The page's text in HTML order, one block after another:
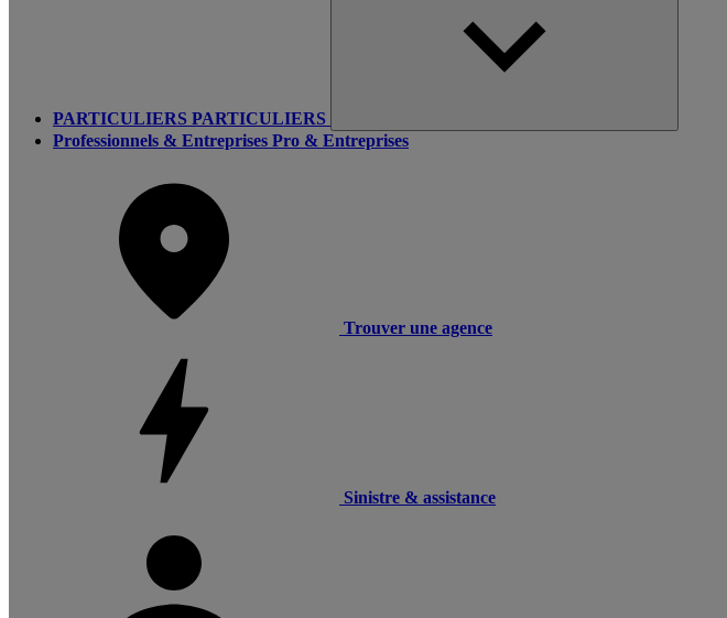
PARTICULIERS PARTICULIERS
Professionnels & Entreprises Pro & Entreprises
Trouver une agence
Sinistre & assistance